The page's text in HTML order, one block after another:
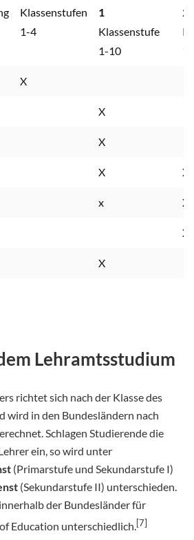
Klassenstufen
1-4
1
Klassenstufe
1-10
2
X
X
X
X X
x X
X
X
Lehramtsstudium
richtet sich nach der Klasse des
wird in den Bundesländern nach
Schlagen Studierende die
ein, so wird unter
(Primarstufe und Sekundarstufe I)
(Sekundarstufe II) unterschieden.
der Bundesländer für
Education unterschiedlich.[7]